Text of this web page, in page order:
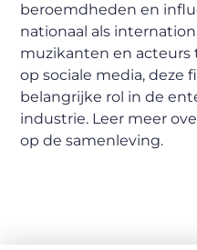
beroemdheden en
nationaal als
muzikanten en acteurs
op sociale media, deze
belangrijke rol in de
industrie. Leer meer
op de samenleving.